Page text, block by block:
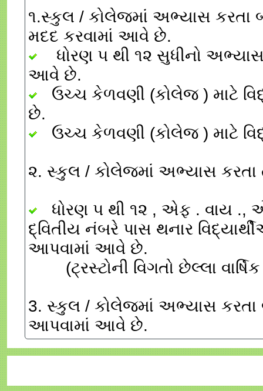
૧.સ્કુલ / કોલેજમાં અભ્યાસ કરતા
મદદ કરવામાં આવે છે.
ધોરણ ૫ થી ૧૨ સુધીનો અભ્યાસ
આવે છે.
ઉચ્ચ કેળવણી (કોલેજ ) માટે
છે.
ઉચ્ચ કેળવણી (કોલેજ ) માટે
૨. સ્કુલ / કોલેજમાં અભ્યાસ કરતા
ધોરણ ૫ થી ૧૨ , એફ . વાય .,
દ્વિતીય નંબરે પાસ થનાર
આપવામાં આવે છે.
(ટ્રસ્ટોની વિગતો છેલ્લા
3. સ્કુલ / કોલેજમાં અભ્યાસ કરતા
આપવામાં આવે છે.